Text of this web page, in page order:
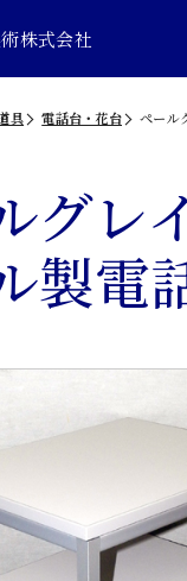
株式会社
具 電話台・花台 ペール
グレ
製電